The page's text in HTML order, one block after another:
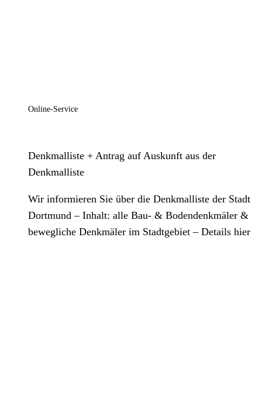
Online-Service
Denkmalliste + Antrag auf Auskunft aus der
Denkmalliste
Wir informieren Sie über die Denkmalliste der Stadt
Dortmund – Inhalt: alle Bau- & Bodendenkmäler &
bewegliche Denkmäler im Stadtgebiet – Details hier